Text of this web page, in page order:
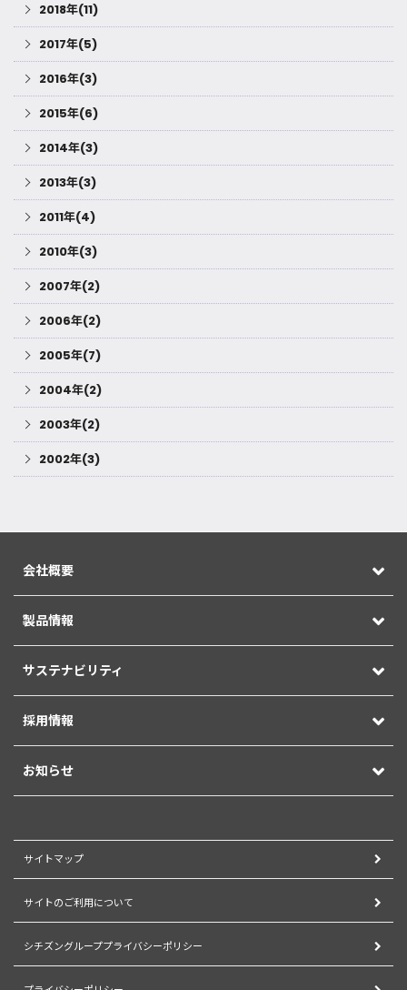
2018年(11)
2017年(5)
2016年(3)
2015年(6)
2014年(3)
2013年(3)
2011年(4)
2010年(3)
2007年(2)
2006年(2)
2005年(7)
2004年(2)
2003年(2)
2002年(3)
会社概要
製品情報
サステナビリティ
採用情報
お知らせ
サイトマップ
サイトのご利用について
シチズングループプライバシーポリシー